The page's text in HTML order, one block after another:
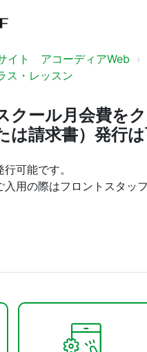
イト アコーディアWeb
ス・レッスン
クール月会費を
は請求書）発行
行可能です。
入用の際はフロントスタッ